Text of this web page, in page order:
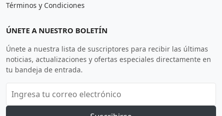
Términos y Condiciones
ÚNETE A NUESTRO BOLETÍN
Únete a nuestra lista de suscriptores para recibir las últimas
noticias, actualizaciones y ofertas especiales directamente en
tu bandeja de entrada.